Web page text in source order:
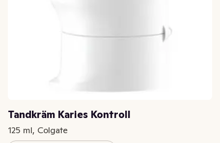
Tandkräm Karies Kontroll
125 ml, Colgate